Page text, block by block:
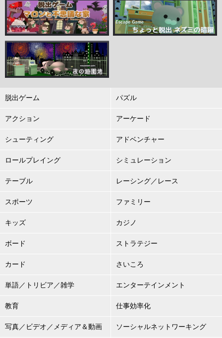
脱出ゲーム パズル
アクション アーケード
シューティング アドベンチャー
ロールプレイング シミュレーション
テーブル レーシング／レース
スポーツ ファミリー
キッズ カジノ
ボード ストラテジー
カード さいころ
単語／トリビア／雑学 エンターテインメント
教育 仕事効率化
写真／ビデオ／メディア＆動画 ソーシャルネットワーキング